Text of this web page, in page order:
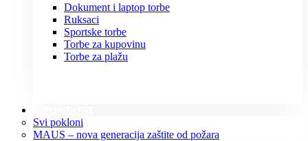
Dokument i laptop torbe
Ruksaci
Sportske torbe
Torbe za kupovinu
Torbe za plažu
Svi pokloni
MAUS – nova generacija zaštite od požara